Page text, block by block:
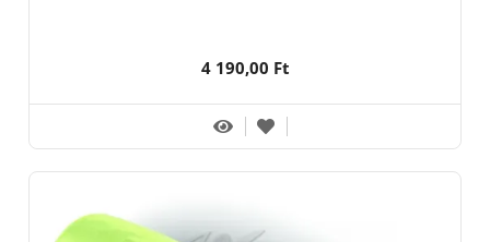
4 190,00 Ft